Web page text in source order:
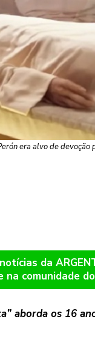
era alvo de
da
na comunidade
aborda os 16